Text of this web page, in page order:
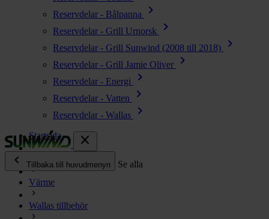
Reservdelar - Bålpanna chevron_right
Reservdelar - Grill Urnorsk chevron_right
Reservdelar - Grill Sunwind (2008 till 2018) chevron_right
Reservdelar - Grill Jamie Oliver chevron_right
Reservdelar - Energi chevron_right
Reservdelar - Vatten chevron_right
Reservdelar - Wallas
chevron_right
close
chevron_left
Tillbaka till huvudmenyn Se alla
Energi
Kök & Gasol chevron_right
Startsida
Värme
Wallas tillbehör